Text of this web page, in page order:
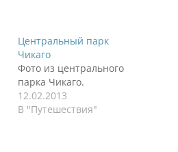
Центральный парк
Чикаго
Фото из центрального
парка Чикаго.
12.02.2013
В "Путешествия"